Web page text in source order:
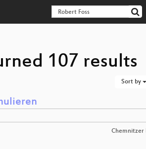
107 results
Sort by
Chemnitzer